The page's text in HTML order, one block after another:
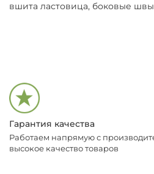
вшита ластовица, боковые швы
Гарантия качества
Работаем напрямую с
высокое качество товаров